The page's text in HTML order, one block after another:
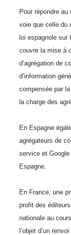
Pour répondre au
voie que celle du
loi espagnole sur
couvre la mise à
d’agrégation de
d’information
compensée par
la charge des
En Espagne
agrégateurs de
service et
Espagne.
En France, une
profit des
nationale au
l’objet d’un